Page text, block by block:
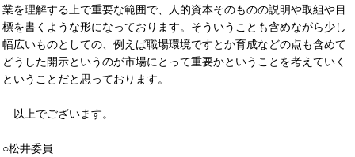
業を理解する上で重要な範囲で、人的資本そのものの説明や取組や目
標を書くような形になっております。そういうことも含めながら少し
幅広いものとしての、例えば職場環境ですとか育成などの点も含めて
どうした開示というのが市場にとって重要かということを考えていく
ということだと思っております。
以上でございます。
○松井委員